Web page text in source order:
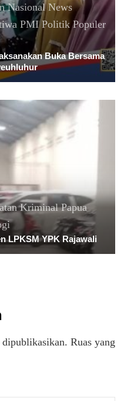
Nasional News
PMI Politik Populer
Buka Bersama
Kriminal Papua
LPKSM YPK Rajawali
Ruas yang